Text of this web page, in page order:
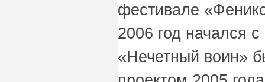
фестивале
2006 год начался
«Нечетный воин»